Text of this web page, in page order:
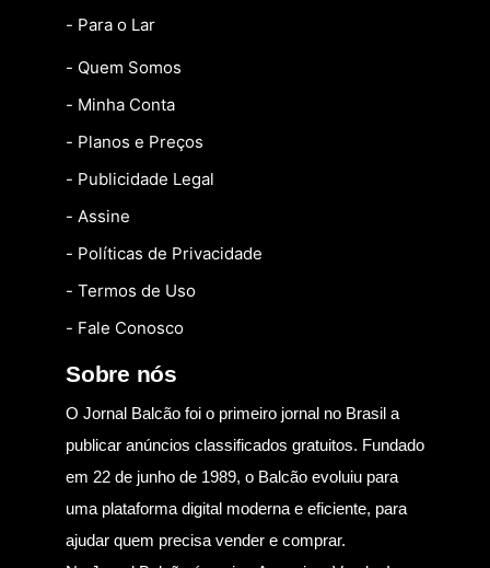
- Para o Lar
- Quem Somos
- Minha Conta
- Planos e Preços
- Publicidade Legal
- Assine
- Políticas de Privacidade
- Termos de Uso
- Fale Conosco
Sobre nós
O Jornal Balcão foi o primeiro jornal no Brasil a
publicar anúncios classificados gratuitos. Fundado
em 22 de junho de 1989, o Balcão evoluiu para
uma plataforma digital moderna e eficiente, para
ajudar quem precisa vender e comprar.